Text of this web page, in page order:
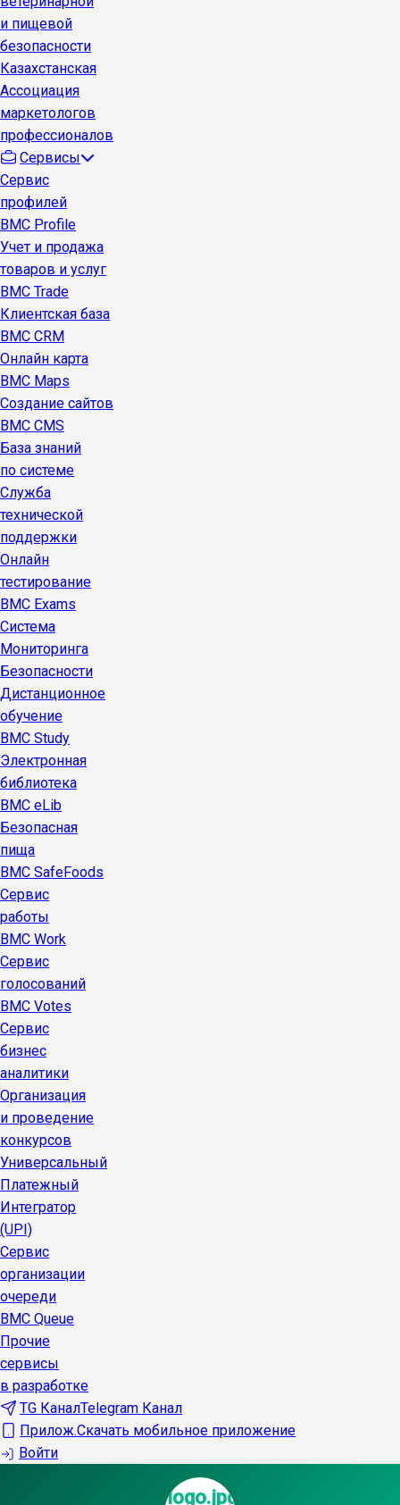
и пищевой
безопасности
Казахстанская
Ассоциация
маркетологов
профессионалов
Сервисы
Сервис
профилей
BMC Profile
Учет и продажа
товаров и услуг
BMC Trade
Клиентская база
BMC CRM
Онлайн карта
BMC Maps
Создание сайтов
BMC CMS
База знаний
по системе
Служба
технической
поддержки
Онлайн
тестирование
BMC Exams
Система
Мониторинга
Безопасности
Дистанционное
обучение
BMC Study
Электронная
библиотека
BMC eLib
Безопасная
пища
BMC SafeFoods
Сервис
работы
BMC Work
Сервис
голосований
BMC Votes
Сервис
бизнес
аналитики
Организация
и проведение
конкурсов
Универсальный
Платежный
Интегратор
(UPI)
Сервис
организации
очереди
BMC Queue
Прочие
сервисы
в разработке
TG КаналTelegram Канал
Прилож.Скачать мобильное приложение
Войти